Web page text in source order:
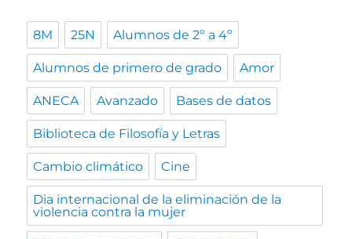
8M 25N Alumnos de 2º a 4º
Alumnos de primero de grado Amor
ANECA Avanzado Bases de datos
Biblioteca de Filosofía y Letras
Cambio climático Cine
Dia internacional de la eliminación de la
violencia contra la mujer